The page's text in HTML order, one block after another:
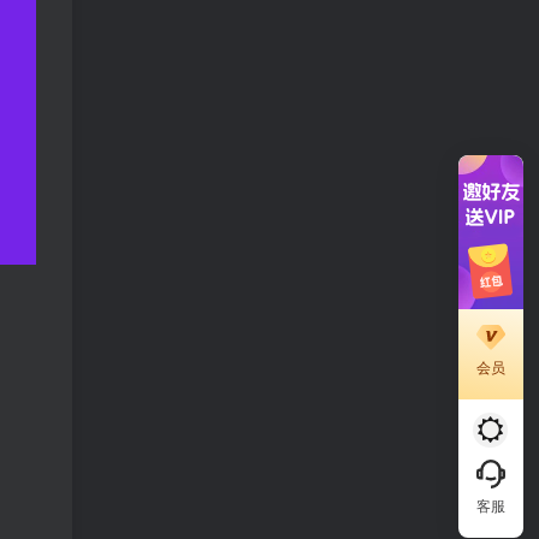
会员
客服